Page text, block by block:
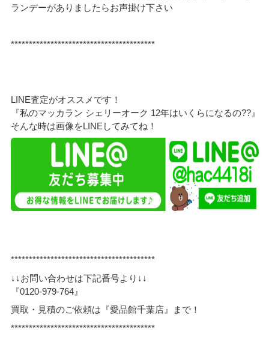
ランデーがありましたらお声掛け下さい
****************************************
LINE査定がオススメです！
『私のマッカラン シェリーオーク 12年はいくらになるの??』
そんな時は画像をLINEしてみてね！
****************************************
↓↓お問い合わせは下記番号より↓↓
『0120-979-764』
買取・見積のご依頼は『愛品館千葉店』まで！
****************************************